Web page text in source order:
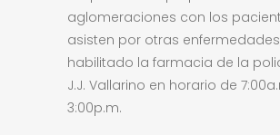
aglomeraciones con los
asisten por otras
habilitado la farmacia de la
J.J. Vallarino en horario de
3:00p.m.